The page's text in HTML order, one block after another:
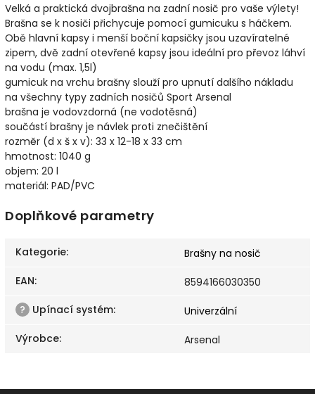
Velká a praktická dvojbrašna na zadní nosič pro vaše výlety!
Brašna se k nosiči přichycuje pomocí gumicuku s háčkem.
Obě hlavní kapsy i menší boční kapsičky jsou uzavíratelné
zipem, dvě zadní otevřené kapsy jsou ideální pro převoz láhví
na vodu (max. 1,5l)
gumicuk na vrchu brašny slouží pro upnutí dalšího nákladu
na všechny typy zadních nosičů Sport Arsenal
brašna je vodovzdorná (ne vodotěsná)
součástí brašny je návlek proti znečištění
rozměr (d x š x v): 33 x 12-18 x 33 cm
hmotnost: 1040 g
objem: 20 l
materiál: PAD/PVC
Doplňkové parametry
Kategorie:
Brašny na nosič
EAN:
8594166030350
? Upínací systém:
Univerzální
Výrobce: Arsenal